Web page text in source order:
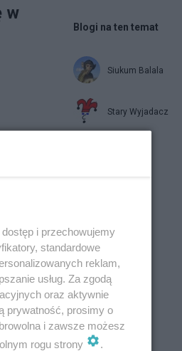
w
Blogi na ten temat
Siukum Balala
Stary Wyjadacz
i przechowujemy
standardowe
reklam,
usług. Za zgodą
oraz aktywnie
prywatność, prosimy o
i zawsze możesz
rogu strony
.